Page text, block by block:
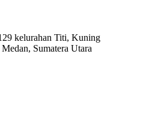
kelurahan Titi, Kuning
Sumatera Utara